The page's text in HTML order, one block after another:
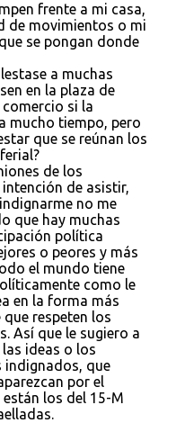
frente a mi casa,
de movimientos o mi
se pongan donde
a muchas
en la plaza de
si la
mucho tiempo, pero
que se reúnan los
de los
de asistir,
no me
que hay muchas
política
o peores y más
el mundo tiene
como le
en la forma más
respeten los
Así que le sugiero a
ideas o los
indignados, que
por el
los del 15-M